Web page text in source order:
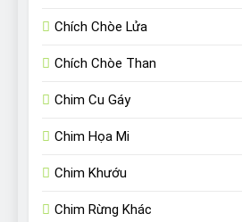
Chích Chòe Lửa
Chích Chòe Than
Chim Cu Gáy
Chim Họa Mi
Chim Khướu
Chim Rừng Khác